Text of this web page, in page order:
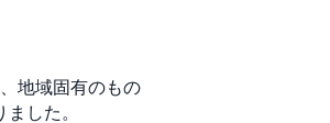
地域固有のもの
した。